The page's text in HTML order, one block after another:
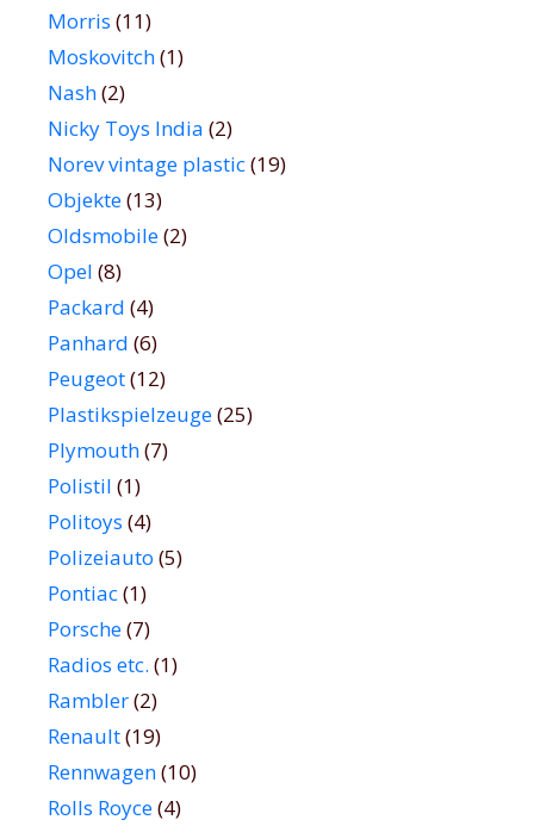
Morris (11)
Moskovitch(1)
Nash(2)
Nicky Toys India (2)
Norev vintage plastic(19)
Objekte(13)
Oldsmobile(2)
Opel (8)
Packard (4)
Panhard (6)
Peugeot(12)
Plastikspielzeuge(25)
Plymouth(7)
Polistil (1)
Politoys (4)
Polizeiauto (5)
Pontiac(1)
Porsche(7)
Radios etc. (1)
Rambler(2)
Renault(19)
Rennwagen(10)
Rolls Royce(4)